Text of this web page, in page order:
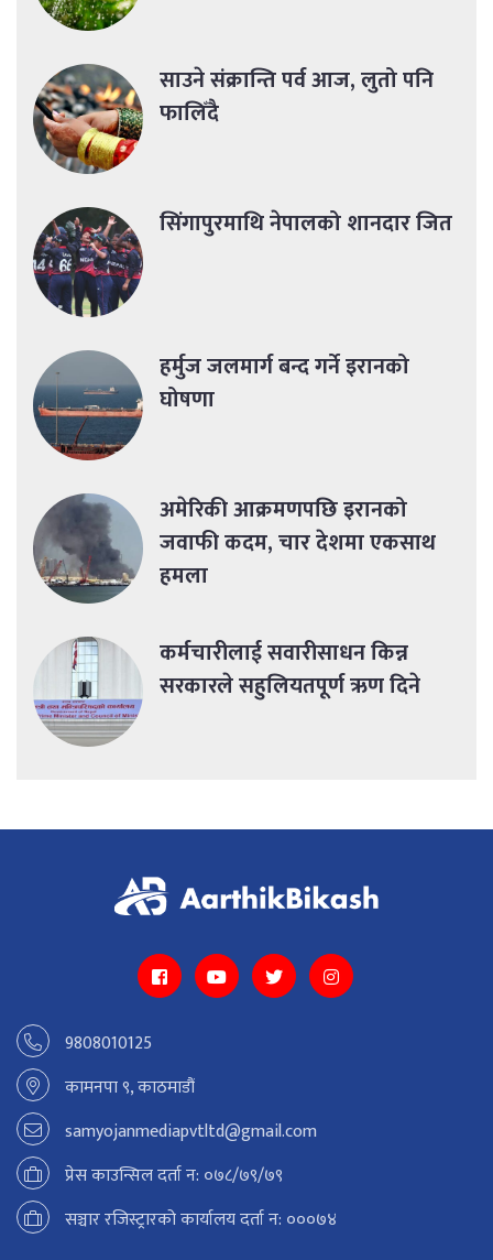
साउने संक्रान्ति पर्व आज, लुतो पनि
फालिँदै
सिंगापुरमाथि नेपालको शानदार जित
हर्मुज जलमार्ग बन्द गर्ने इरानको
घोषणा
अमेरिकी आक्रमणपछि इरानको
जवाफी कदम, चार देशमा एकसाथ
हमला
कर्मचारीलाई सवारीसाधन किन्न
सरकारले सहुलियतपूर्ण ऋण दिने
9808010125
कामनपा ९, काठमाडौं
samyojanmediapvtltd@gmail.com
प्रेस काउन्सिल दर्ता न: ०७८/७९/७९
सञ्चार रजिस्ट्रारको कार्यालय दर्ता न: ०००७४